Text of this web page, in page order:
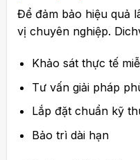
Để đảm bảo hiệu quả
vị chuyên nghiệp.
Khảo sát thực tế
Tư vấn giải pháp
Lắp đặt chuẩn kỹ
Bảo trì dài hạn